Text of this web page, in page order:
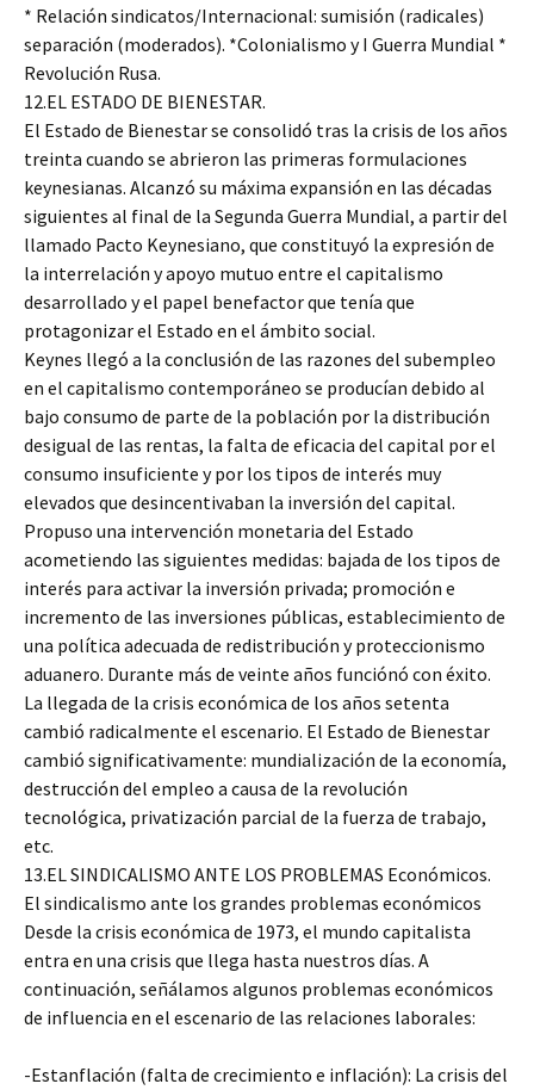
* Relación sindicatos/Internacional: sumisión (radicales)
separación (moderados). *Colonialismo y I Guerra Mundial *
Revolución Rusa.
12.EL ESTADO DE BIENESTAR.
El Estado de Bienestar se consolidó tras la crisis de los años
treinta cuando se abrieron las primeras formulaciones
keynesianas. Alcanzó su máxima expansión en las décadas
siguientes al final de la Segunda Guerra Mundial, a partir del
llamado Pacto Keynesiano, que constituyó la expresión de
la interrelación y apoyo mutuo entre el capitalismo
desarrollado y el papel benefactor que tenía que
protagonizar el Estado en el ámbito social.
Keynes llegó a la conclusión de las razones del subempleo
en el capitalismo contemporáneo se producían debido al
bajo consumo de parte de la población por la distribución
desigual de las rentas, la falta de eficacia del capital por el
consumo insuficiente y por los tipos de interés muy
elevados que desincentivaban la inversión del capital.
Propuso una intervención monetaria del Estado
acometiendo las siguientes medidas: bajada de los tipos de
interés para activar la inversión privada; promoción e
incremento de las inversiones públicas, establecimiento de
una política adecuada de redistribución y proteccionismo
aduanero. Durante más de veinte años funciónó con éxito.
La llegada de la crisis económica de los años setenta
cambió radicalmente el escenario. El Estado de Bienestar
cambió significativamente: mundialización de la economía,
destrucción del empleo a causa de la revolución
tecnológica, privatización parcial de la fuerza de trabajo,
etc.
13.EL SINDICALISMO ANTE LOS PROBLEMAS Económicos.
El sindicalismo ante los grandes problemas económicos
Desde la crisis económica de 1973, el mundo capitalista
entra en una crisis que llega hasta nuestros días. A
continuación, señálamos algunos problemas económicos
de influencia en el escenario de las relaciones laborales:
-Estanflación (falta de crecimiento e inflación): La crisis del